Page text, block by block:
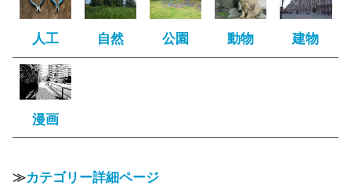
人工 自然 公園 動物 建物
漫画
≫カテゴリー詳細ページ